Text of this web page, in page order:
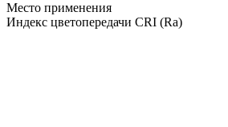
Место применения
Индекс цветопередачи CRI (Ra)